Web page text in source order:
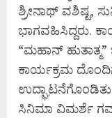
ಶ್ರೀನಾಥ್ ವಶಿಷ್ಟ,
ಭಾಗವಹಿಸಿದ್ದರು.
“ಮಹಾನ್
ಕಾರ್ಯಕ್ರಮ
ಸಿನಿಮಾ ವಿಮರ್ಶೆ